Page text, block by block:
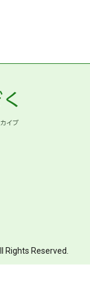
Reserved.